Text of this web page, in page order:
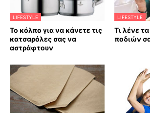
LIFESTYLE
Το κόλπο για να κάνετε τις
κατσαρόλες σας να
αστράφτουν
LIFESTYLE
Τι λένε
ποδιών